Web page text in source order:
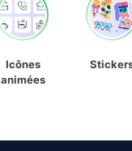
Icônes
animées